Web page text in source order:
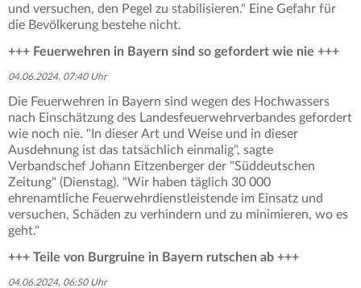
und versuchen, den Pegel zu stabilisieren." Eine Gefahr für
die Bevölkerung bestehe nicht.
+++ Feuerwehren in Bayern sind so gefordert wie nie +++
04.06.2024, 07:40 Uhr
Die Feuerwehren in Bayern sind wegen des Hochwassers
nach Einschätzung des Landesfeuerwehrverbandes gefordert
wie noch nie. "In dieser Art und Weise und in dieser
Ausdehnung ist das tatsächlich einmalig", sagte
Verbandschef Johann Eitzenberger der "Süddeutschen
Zeitung" (Dienstag). "Wir haben täglich 30 000
ehrenamtliche Feuerwehrdienstleistende im Einsatz und
versuchen, Schäden zu verhindern und zu minimieren, wo es
geht."
+++ Teile von Burgruine in Bayern rutschen ab +++
04.06.2024, 06:50 Uhr